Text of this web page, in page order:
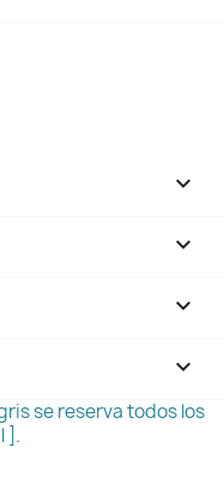



keyboard_arrow_down
se reserva todos los
].